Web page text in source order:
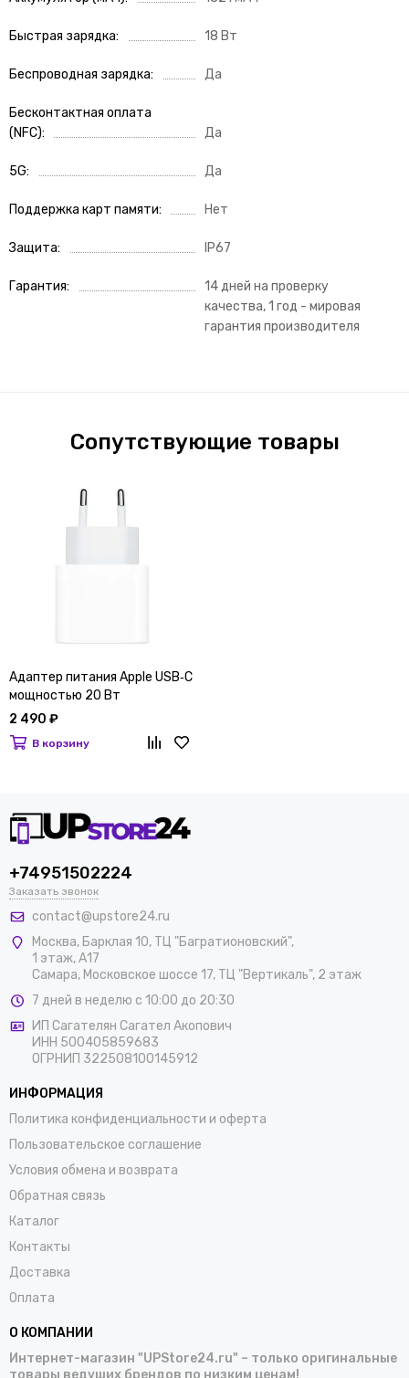
Быстрая зарядка 18 Вт
Беспроводная зарядка Да
Бесконтактная оплата
(NFC)
Да
5G Да
Поддержка карт памяти Нет
Защита IP67
Гарантия
14 дней на проверку
качества, 1 год - мировая
гарантия производителя
Сопутствующие товары
Адаптер питания Apple USB‑C
мощностью 20 Вт
2 490 ₽
В корзину
+74951502224
Заказать звонок
contact@upstore24.ru
Москва, Барклая 10, ТЦ "Багратионовский",
1 этаж, А17
Самара, Московское шоссе 17, ТЦ "Вертикаль", 2 этаж
7 дней в неделю с 10:00 до 20:30
ИП Сагателян Сагател Акопович
ИНН 500405859683
ОГРНИП 322508100145912
ИНФОРМАЦИЯ
Политика конфиденциальности и оферта
Пользовательское соглашение
Условия обмена и возврата
Обратная связь
Каталог
Контакты
Доставка
Оплата
О КОМПАНИИ
Интернет-магазин "UPStore24.ru" – только оригинальные
товары ведущих брендов по низким ценам!